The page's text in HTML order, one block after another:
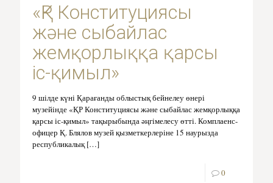
«ҚР Конституциясы
және сыбайлас
жемқорлыққа қарсы
іс-қимыл»
9 шілде күні Қарағанды облыстық бейнелеу өнері
музейінде «ҚР Конституциясы және сыбайлас жемқорлыққа
қарсы іс-қимыл» тақырыбында әңгімелесу өтті. Комплаенс-
офицер Қ. Блялов музей қызметкерлеріне 15 наурызда
республикалық […]
0